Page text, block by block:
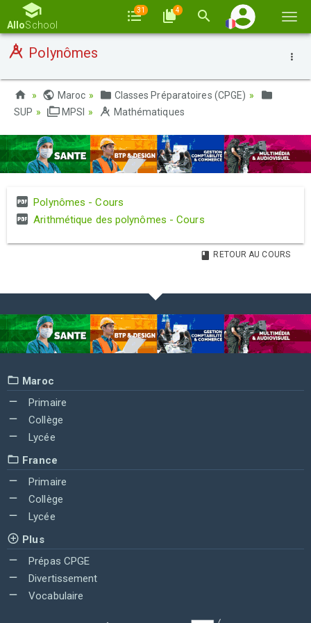
la
AlloSchool
31 4
Polynômes
Maroc
Classes Préparatoires (CPGE)
SUP
MPSI Mathématiques
Polynômes - Cours
Arithmétique des polynômes - Cours
RETOUR AU COURS
Maroc
Primaire
Collège
Lycée
France
Primaire
Collège
Lycée
Plus
Prépas CPGE
Divertissement
Vocabulaire